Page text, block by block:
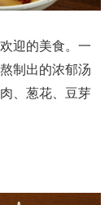
迎的美食。一
制出的浓郁汤
、葱花、豆芽